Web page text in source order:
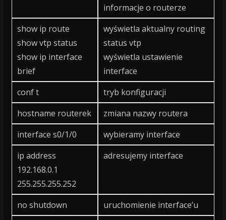
informacje o routerze
show ip route
show vtp status
show ip interface
brief
wyświetla aktualny routing
status vtp
wyświetla ustawienie
interface
conf t
tryb konfiguracji
hostname routerek
zmiana nazwy routera
interface s0/1/0
wybieramy interface
ip address
192.168.0.1
255.255.255.252
adresujemy interface
no shutdown
uruchomienie interface’u